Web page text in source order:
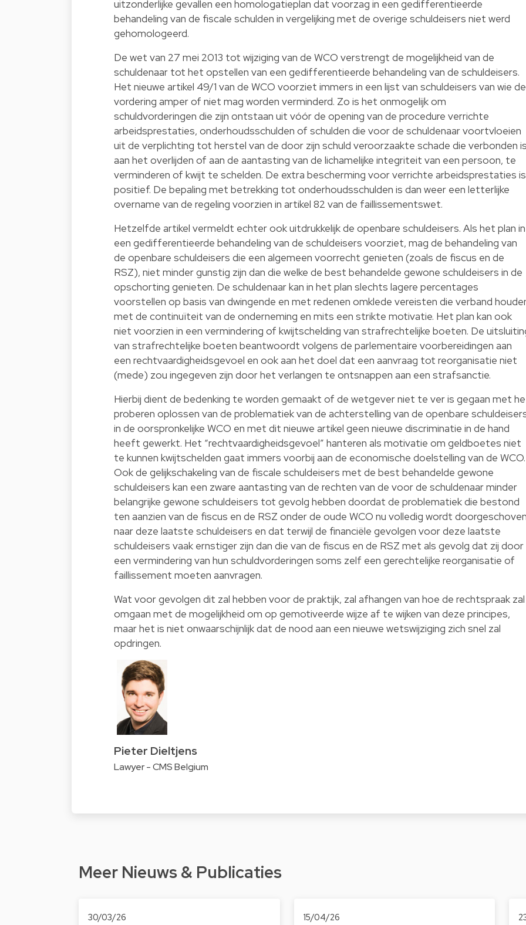
uitzonderlijke gevallen een homologatieplan dat voorzag in een gedifferentieerde
behandeling van de fiscale schulden in vergelijking met de overige schuldeisers niet werd
gehomologeerd.
De wet van 27 mei 2013 tot wijziging van de WCO verstrengt de mogelijkheid van de
schuldenaar tot het opstellen van een gedifferentieerde behandeling van de schuldeisers.
Het nieuwe artikel 49/1 van de WCO voorziet immers in een lijst van schuldeisers van wie de
vordering amper of niet mag worden verminderd. Zo is het onmogelijk om
schuldvorderingen die zijn ontstaan uit vóór de opening van de procedure verrichte
arbeidsprestaties, onderhoudsschulden of schulden die voor de schuldenaar voortvloeien
uit de verplichting tot herstel van de door zijn schuld veroorzaakte schade die verbonden
aan het overlijden of aan de aantasting van de lichamelijke integriteit van een persoon, te
verminderen of kwijt te schelden. De extra bescherming voor verrichte arbeidsprestaties is
positief. De bepaling met betrekking tot onderhoudsschulden is dan weer een letterlijke
overname van de regeling voorzien in artikel 82 van de faillissementswet.
Hetzelfde artikel vermeldt echter ook uitdrukkelijk de openbare schuldeisers. Als het plan in
een gedifferentieerde behandeling van de schuldeisers voorziet, mag de behandeling van
de openbare schuldeisers die een algemeen voorrecht genieten (zoals de fiscus en de
RSZ), niet minder gunstig zijn dan die welke de best behandelde gewone schuldeisers in de
opschorting genieten. De schuldenaar kan in het plan slechts lagere percentages
voorstellen op basis van dwingende en met redenen omklede vereisten die verband
met de continuïteit van de onderneming en mits een strikte motivatie. Het plan kan ook
niet voorzien in een vermindering of kwijtschelding van strafrechtelijke boeten. De
van strafrechtelijke boeten beantwoordt volgens de parlementaire voorbereidingen aan
een rechtvaardigheidsgevoel en ook aan het doel dat een aanvraag tot reorganisatie niet
(mede) zou ingegeven zijn door het verlangen te ontsnappen aan een strafsanctie.
Hierbij dient de bedenking te worden gemaakt of de wetgever niet te ver is gegaan met
proberen oplossen van de problematiek van de achterstelling van de openbare
in de oorspronkelijke WCO en met dit nieuwe artikel geen nieuwe discriminatie in de hand
heeft gewerkt. Het “rechtvaardigheidsgevoel” hanteren als motivatie om geldboetes niet
te kunnen kwijtschelden gaat immers voorbij aan de economische doelstelling van de WCO.
Ook de gelijkschakeling van de fiscale schuldeisers met de best behandelde gewone
schuldeisers kan een zware aantasting van de rechten van de voor de schuldenaar minder
belangrijke gewone schuldeisers tot gevolg hebben doordat de problematiek die bestond
ten aanzien van de fiscus en de RSZ onder de oude WCO nu volledig wordt
naar deze laatste schuldeisers en dat terwijl de financiële gevolgen voor deze laatste
schuldeisers vaak ernstiger zijn dan die van de fiscus en de RSZ met als gevolg dat zij door
een vermindering van hun schuldvorderingen soms zelf een gerechtelijke reorganisatie of
faillissement moeten aanvragen.
Wat voor gevolgen dit zal hebben voor de praktijk, zal afhangen van hoe de rechtspraak zal
omgaan met de mogelijkheid om op gemotiveerde wijze af te wijken van deze principes,
maar het is niet onwaarschijnlijk dat de nood aan een nieuwe wetswijziging zich snel zal
opdringen.
Pieter Dieltjens
Lawyer - CMS Belgium
Meer Nieuws & Publicaties
30/03/26 15/04/26